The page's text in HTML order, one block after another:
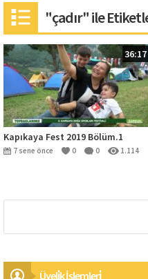
"çadır" ile
36:17
Kapıkaya Fest 2019 Bölüm.1
7 sene önce 0 0 1.114
Üyeli̇k İşlemleri̇